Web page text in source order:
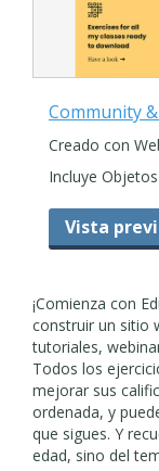
Community
Creado con
Incluye
Vista
¡Comienza con
construir un sitio
tutoriales,
Todos los
mejorar sus
ordenada, y
que sigues. Y
edad, sino del